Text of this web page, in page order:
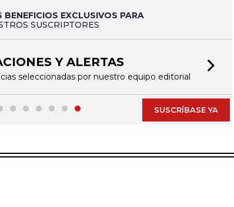
EXCLUSIVOS PARA
SUSCRIPTORES
Y ALERTAS
seleccionadas por nuestro equipo editorial
SUSCRÍBASE YA